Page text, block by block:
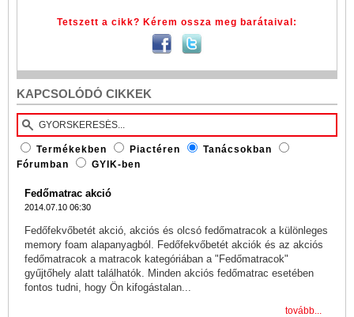
Tetszett a cikk? Kérem ossza meg barátaival:
KAPCSOLÓDÓ CIKKEK
Termékekben Piactéren
Tanácsokban
Fórumban
GYIK-ben
Fedőmatrac akció
2014.07.10 06:30
Fedőfekvőbetét akció, akciós és olcsó fedőmatracok a különleges
memory foam alapanyagból. Fedőfekvőbetét akciók és az akciós
fedőmatracok a matracok kategóriában a "Fedőmatracok"
gyűjtőhely alatt találhatók. Minden akciós fedőmatrac esetében
fontos tudni, hogy Ön kifogástalan...
tovább...